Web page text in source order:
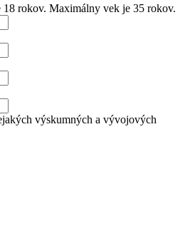
rokov. Maximálny vek je 35 rokov.
výskumných a vývojových